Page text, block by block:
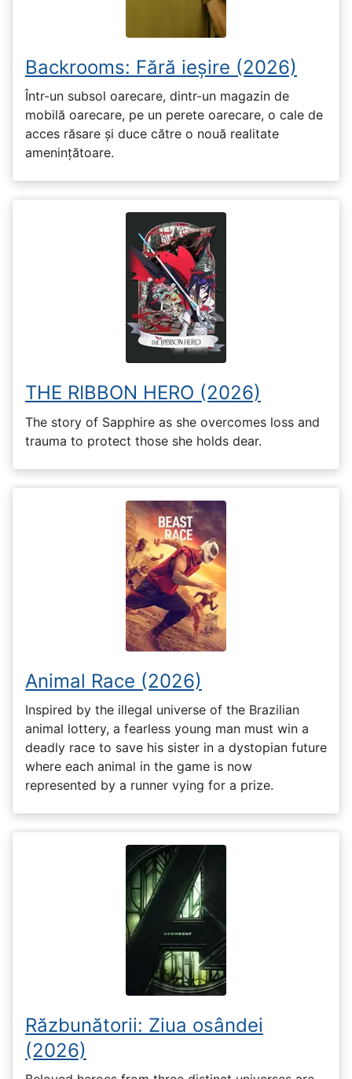
Backrooms: Fără ieșire (2026)
Într-un subsol oarecare, dintr-un magazin de
mobilă oarecare, pe un perete oarecare, o cale de
acces răsare și duce către o nouă realitate
amenințătoare.
THE RIBBON HERO (2026)
The story of Sapphire as she overcomes loss and
trauma to protect those she holds dear.
Animal Race (2026)
Inspired by the illegal universe of the Brazilian
animal lottery, a fearless young man must win a
deadly race to save his sister in a dystopian future
where each animal in the game is now
represented by a runner vying for a prize.
Răzbunătorii: Ziua osândei
(2026)